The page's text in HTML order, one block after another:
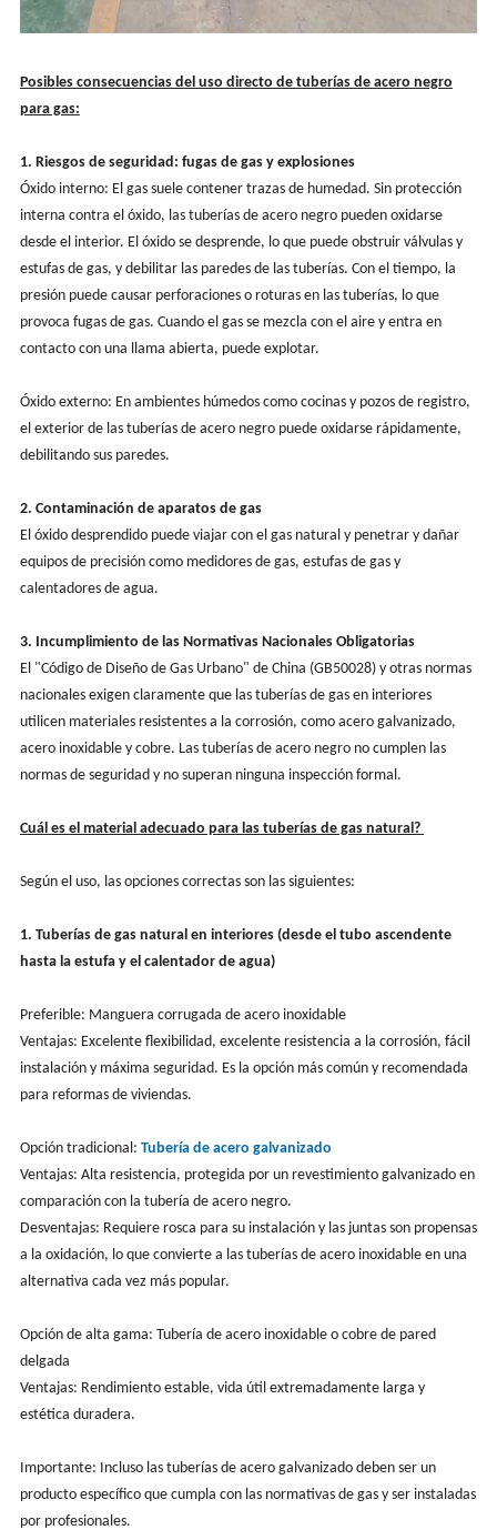
Posibles consecuencias del uso directo de tuberías de acero negro
para gas:
1. Riesgos de seguridad: fugas de gas y explosiones
Óxido interno: El gas suele contener trazas de humedad. Sin protección
interna contra el óxido, las tuberías de acero negro pueden oxidarse
desde el interior. El óxido se desprende, lo que puede obstruir válvulas y
estufas de gas, y debilitar las paredes de las tuberías. Con el tiempo, la
presión puede causar perforaciones o roturas en las tuberías, lo que
provoca fugas de gas. Cuando el gas se mezcla con el aire y entra en
contacto con una llama abierta, puede explotar.
Óxido externo: En ambientes húmedos como cocinas y pozos de registro,
el exterior de las tuberías de acero negro puede oxidarse rápidamente,
debilitando sus paredes.
2. Contaminación de aparatos de gas
El óxido desprendido puede viajar con el gas natural y penetrar y dañar
equipos de precisión como medidores de gas, estufas de gas y
calentadores de agua.
3. Incumplimiento de las Normativas Nacionales Obligatorias
El "Código de Diseño de Gas Urbano" de China (GB50028) y otras normas
nacionales exigen claramente que las tuberías de gas en interiores
utilicen materiales resistentes a la corrosión, como acero galvanizado,
acero inoxidable y cobre. Las tuberías de acero negro no cumplen las
normas de seguridad y no superan ninguna inspección formal.
Cuál es el material adecuado para las tuberías de gas natural?
Según el uso, las opciones correctas son las siguientes:
1. Tuberías de gas natural en interiores (desde el tubo ascendente
hasta la estufa y el calentador de agua)
Preferible: Manguera corrugada de acero inoxidable
Ventajas: Excelente flexibilidad, excelente resistencia a la corrosión, fácil
instalación y máxima seguridad. Es la opción más común y recomendada
para reformas de viviendas.
Opción tradicional: Tubería de acero galvanizado
Ventajas: Alta resistencia, protegida por un revestimiento galvanizado en
comparación con la tubería de acero negro.
Desventajas: Requiere rosca para su instalación y las juntas son propensas
a la oxidación, lo que convierte a las tuberías de acero inoxidable en una
alternativa cada vez más popular.
Opción de alta gama: Tubería de acero inoxidable o cobre de pared
delgada
Ventajas: Rendimiento estable, vida útil extremadamente larga y
estética duradera.
Importante: Incluso las tuberías de acero galvanizado deben ser un
producto específico que cumpla con las normativas de gas y ser instaladas
por profesionales.